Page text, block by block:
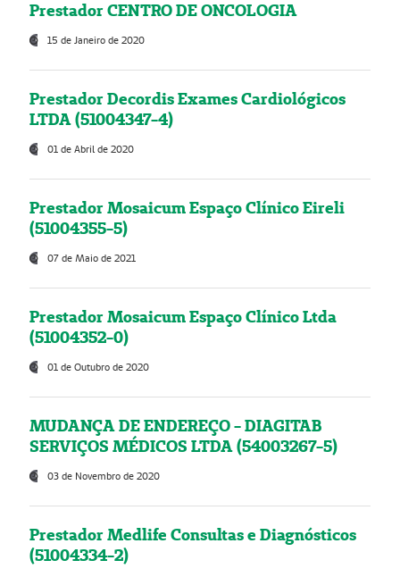
Prestador CENTRO DE ONCOLOGIA
15 de Janeiro de 2020
Prestador Decordis Exames Cardiológicos
LTDA (51004347-4)
01 de Abril de 2020
Prestador Mosaicum Espaço Clínico Eireli
(51004355-5)
07 de Maio de 2021
Prestador Mosaicum Espaço Clínico Ltda
(51004352-0)
01 de Outubro de 2020
MUDANÇA DE ENDEREÇO - DIAGITAB
SERVIÇOS MÉDICOS LTDA (54003267-5)
03 de Novembro de 2020
Prestador Medlife Consultas e Diagnósticos
(51004334-2)